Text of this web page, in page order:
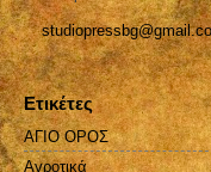
Ετικέτες
ΑΓΙΟ ΟΡΟΣ
Αγροτικά